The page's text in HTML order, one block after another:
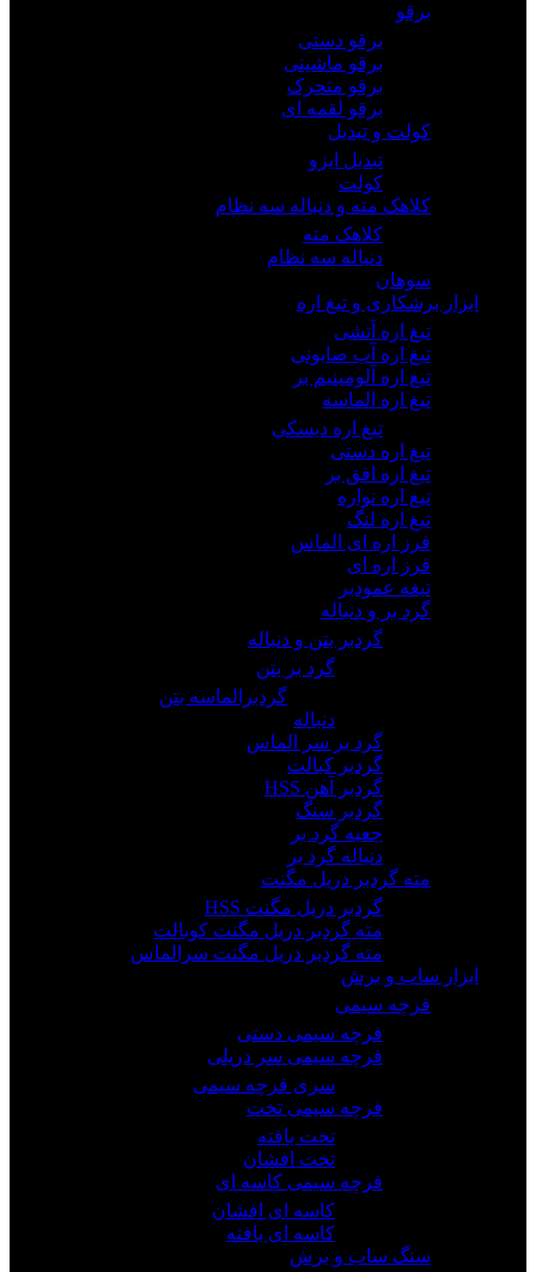
برقو
برقو دستی
برقو ماشینی
برقو متحرک
برقو لقمه ای
کولت و تبدیل
تبدیل ایزو
کولت
کلاهک مته و دنباله سه نظام
کلاهک مته
دنباله سه نظام
سوهان
ابزار برشکاری و تیغ اره
تیغ اره آتشی
تیغ اره آب صابونی
تیغ اره آلومینیم بر
تیغ اره الماسه
تیغ اره دیسکی
تیغ اره دستی
تیغ اره افق بر
تیغ اره نواره
تیغ اره لنگ
فرز اره ای الماس
فرز اره ای
تیغه عمودبر
گرد بر و دنباله
گردبر بتن و دنباله
گرد بر بتن
گردبرالماسه بتن
دنباله
گرد بر سر الماس
گردبر کبالت
گردبر آهن HSS
گردبر سنگ
جعبه گرد بر
دنباله گرد بر
مته گردبر دریل مگنت
گردبر دریل مگنت HSS
مته گردبر دریل مگنت کوبالت
مته گردبر دریل مگنت سرالماس
ابزار ساب و برش
فرچه سیمی
فرچه سیمی دستی
فرچه سیمی سر دریلی
سری فرچه سیمی
فرچه سیمی تخت
تخت بافته
تخت افشان
فرچه سیمی کاسه ای
کاسه ای افشان
کاسه ای بافته
سنگ ساب و برش